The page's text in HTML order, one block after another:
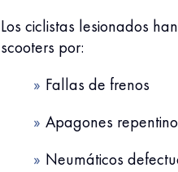
Los ciclistas lesionados
scooters por:
Fallas de frenos
Apagones
Neumáticos